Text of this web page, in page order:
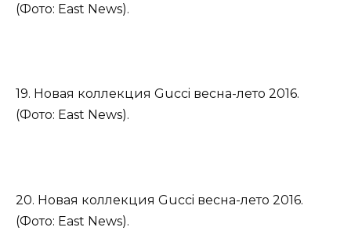
(Фото: East News).
19. Новая коллекция Gucci весна-лето 2016.
(Фото: East News).
20. Новая коллекция Gucci весна-лето 2016.
(Фото: East News).